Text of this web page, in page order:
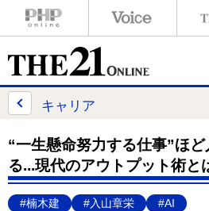
キャリア
“一生懸命努力する仕事”ほ
る...現代のアウトプット術と
#楠木建 #入山章栄 #AI